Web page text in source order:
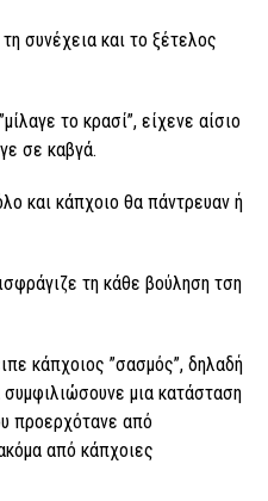
συνέχεια και το ξέτελος
το κρασί”, είχενε αίσιο
σε καβγά.
και κάπχοιο θα πάντρευαν ή
τη κάθε βούληση τση
κάπχοιος ”σασμός”, δηλαδή
μια κατάσταση
προερχότανε από
από κάπχοιες